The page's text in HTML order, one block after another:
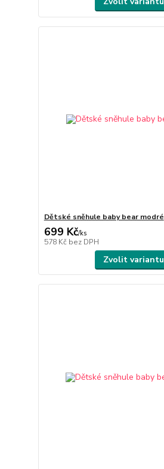
Dětské sněhule baby bear modré
699 Kč/ks
578 Kč bez DPH
Zvolit variantu